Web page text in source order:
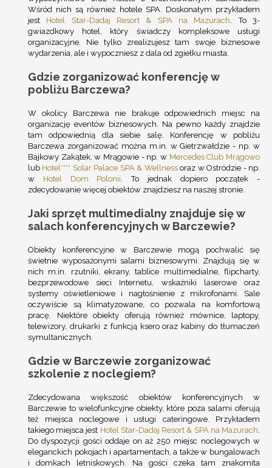
Wśród nich są również hotele SPA. Doskonałym przykładem
jest Hotel Star-Dadaj Resort & SPA na Mazurach . To 3-
gwiazdkowy hotel, który świadczy kompleksowe usługi
organizacyjne. Nie tylko zrealizujesz tam swoje biznesowe
wydarzenia, ale i wypoczniesz z dala od zgiełku miasta.
Gdzie zorganizować konferencję w
pobliżu Barczewa?
W okolicy Barczewa nie brakuje odpowiednich miejsc na
organizację eventów biznesowych. Na pewno każdy znajdzie
tam odpowiednią dla siebie salę. Konferencję w pobliżu
Barczewa zorganizować można m.in. w Gietrzwałdzie - np. w
Bajkowy Zakątek, w Mrągowie - np. w Mercedes Club Mrągowo
lub Hotel**** Solar Palace SPA & Wellnessoraz w Ostródzie - np.
w Hotel Dom Polonii . To jednak dopiero początek -
zdecydowanie więcej obiektów znajdziesz na naszej stronie.
Jaki sprzęt multimedialny znajduje się w
salach konferencyjnych w Barczewie?
Obiekty konferencyjne w Barczewie mogą pochwalić się
świetnie wyposażonymi salami biznesowymi. Znajdują się w
nich m.in. rzutniki, ekrany, tablice multimedialne, flipcharty,
bezprzewodowe sieci Internetu, wskaźniki laserowe oraz
systemy oświetleniowe i nagłośnienie z mikrofonami. Sale
oczywiście są klimatyzowane, co pozwala na komfortową
pracę. Niektóre obiekty oferują również mównice, laptopy,
telewizory, drukarki z funkcją ksero oraz kabiny do tłumaczeń
symultanicznych.
Gdzie w Barczewie zorganizować
szkolenie z noclegiem?
Zdecydowana większość obiektów konferencyjnych w
Barczewie to wielofunkcyjne obiekty, które poza salami oferują
też miejsca noclegowe i usługi cateringowe. Przykładem
takiego miejsca jest Hotel Star-Dadaj Resort & SPA na Mazurach
Do dyspozycji gości oddaje on aż 250 miejsc noclegowych w
eleganckich pokojach i apartamentach, a także w bungalowach
i domkach letniskowych. Na gości czeka tam znakomita